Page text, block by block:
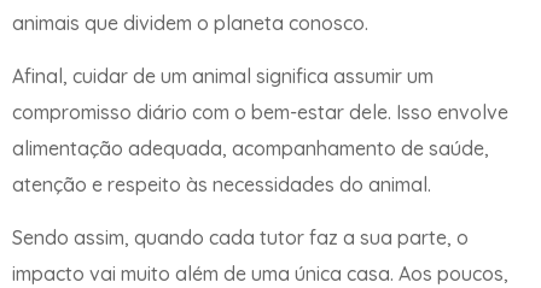
animais que dividem o planeta conosco.
Afinal, cuidar de um animal significa assumir um
compromisso diário com o bem-estar dele. Isso envolve
alimentação adequada, acompanhamento de saúde,
atenção e respeito às necessidades do animal.
Sendo assim, quando cada tutor faz a sua parte, o
impacto vai muito além de uma única casa. Aos poucos,